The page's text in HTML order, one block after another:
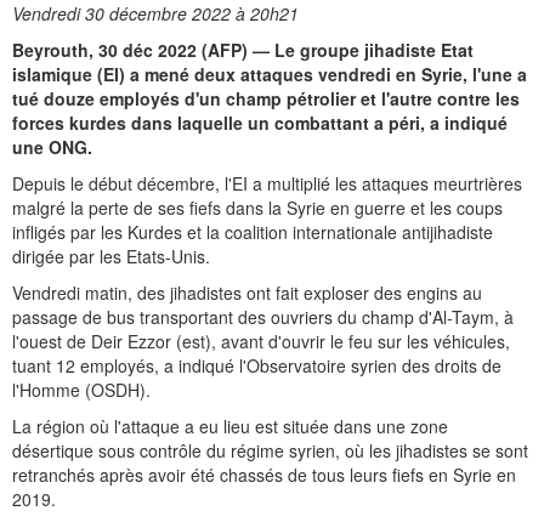
Vendredi 30 décembre 2022 à 20h21
Beyrouth, 30 déc 2022 (AFP) — Le groupe jihadiste Etat
islamique (EI) a mené deux attaques vendredi en Syrie, l'une a
tué douze employés d'un champ pétrolier et l'autre contre les
forces kurdes dans laquelle un combattant a péri, a indiqué
une ONG.
Depuis le début décembre, l'EI a multiplié les attaques meurtrières
malgré la perte de ses fiefs dans la Syrie en guerre et les coups
infligés par les Kurdes et la coalition internationale antijihadiste
dirigée par les Etats-Unis.
Vendredi matin, des jihadistes ont fait exploser des engins au
passage de bus transportant des ouvriers du champ d'Al-Taym, à
l'ouest de Deir Ezzor (est), avant d'ouvrir le feu sur les véhicules,
tuant 12 employés, a indiqué l'Observatoire syrien des droits de
l'Homme (OSDH).
La région où l'attaque a eu lieu est située dans une zone
désertique sous contrôle du régime syrien, où les jihadistes se sont
retranchés après avoir été chassés de tous leurs fiefs en Syrie en
2019.